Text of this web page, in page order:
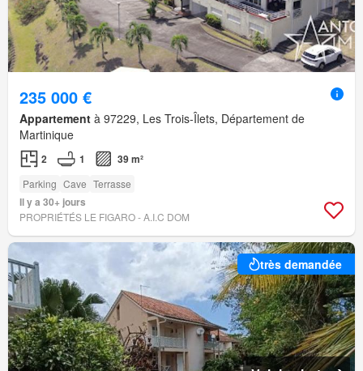
235 000 €
Appartement à 97229, Les Trois-Îlets, Département de
Martinique
2 1 39 m²
Parking Cave Terrasse
Il y a 30+ jours
PROPRIÉTÉS LE FIGARO - A.I.C DOM
très demandée